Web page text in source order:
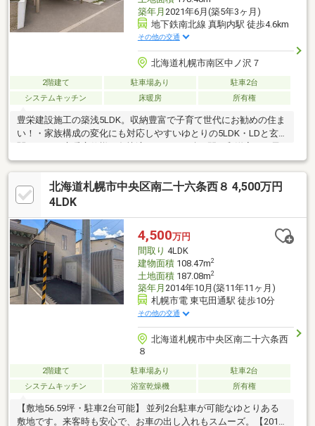
築年月 2021年6月(築5年3ヶ月)
地下鉄南北線 真駒内駅 徒歩4.6km
その他の交通
北海道札幌市南区中ノ沢７
2階建て 駐車場あり
駐車2台
システムキッチン
床暖房 所有権
豊栄建設施工の築浅5LDK。収納豊富で子育て世代にお勧めの住ま
い！・家族構成の変化にも対応しやすいゆとりの5LDK・LDと玄
関ホールは床暖房仕様で冬快適！・LDKと続き間の和洋室はお子
様の遊び場や来客用スペースにも活用可能・各居室の収納以外に
玄関横の土間収納や階段収納など収納スペースが豊富・浴室はゆ
ったりくつろげる1.25坪・トイレは1階2階それぞれに設置・広々
とした玄関は高級感のあるカウンタータイプの玄関収納を設置・
さ・2台用カーポート付きで雪の多い北海道の暮らしも嬉しい仕様
北海道札幌市中央区南二十六条西８ 4,500万円
4LDK
4,500万円
間取り 4LDK
建物面積108.47m2
土地面積187.08m2
築年月 2014年10月(築11年11ヶ月)
札幌市電 東屯田通駅 徒歩10分
その他の交通
北海道札幌市中央区南二十六条西
８
2階建て 駐車場あり
駐車2台
システムキッチン
浴室乾燥機 所有権
【敷地56.59坪・駐車2台可能】 並列2台駐車が可能なゆとりある
敷地です。来客時も安心で、お車の出し入れもスムーズ。【2014